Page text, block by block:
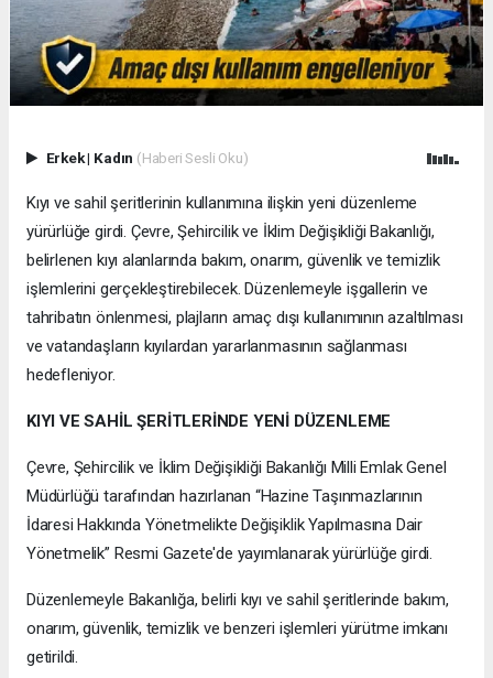
Erkek| Kadın (Haberi Sesli Oku)
Kıyı ve sahil şeritlerinin kullanımına ilişkin yeni düzenleme
yürürlüğe girdi. Çevre, Şehircilik ve İklim Değişikliği Bakanlığı,
belirlenen kıyı alanlarında bakım, onarım, güvenlik ve temizlik
işlemlerini gerçekleştirebilecek. Düzenlemeyle işgallerin ve
tahribatın önlenmesi, plajların amaç dışı kullanımının azaltılması
ve vatandaşların kıyılardan yararlanmasının sağlanması
hedefleniyor.
KIYI VE SAHİL ŞERİTLERİNDE YENİ DÜZENLEME
Çevre, Şehircilik ve İklim Değişikliği Bakanlığı Milli Emlak Genel
Müdürlüğü tarafından hazırlanan “Hazine Taşınmazlarının
İdaresi Hakkında Yönetmelikte Değişiklik Yapılmasına Dair
Yönetmelik” Resmi Gazete'de yayımlanarak yürürlüğe girdi.
Düzenlemeyle Bakanlığa, belirli kıyı ve sahil şeritlerinde bakım,
onarım, güvenlik, temizlik ve benzeri işlemleri yürütme imkanı
getirildi.